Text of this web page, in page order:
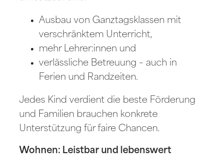
Ausbau von Ganztagsklassen mit
verschränktem Unterricht,
mehr Lehrer:innen und
verlässliche Betreuung – auch in
Ferien und Randzeiten.
Jedes Kind verdient die beste Förderung
und Familien brauchen konkrete
Unterstützung für faire Chancen.
Wohnen: Leistbar und lebenswert